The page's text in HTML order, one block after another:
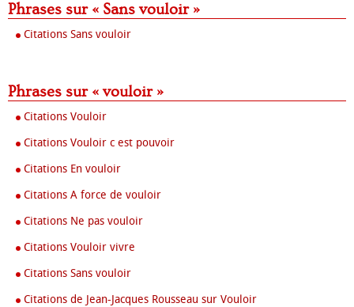
Phrases sur « Sans vouloir »
Citations Sans vouloir
Phrases sur « vouloir »
Citations Vouloir
Citations Vouloir c est pouvoir
Citations En vouloir
Citations A force de vouloir
Citations Ne pas vouloir
Citations Vouloir vivre
Citations Sans vouloir
Citations de Jean-Jacques Rousseau sur Vouloir